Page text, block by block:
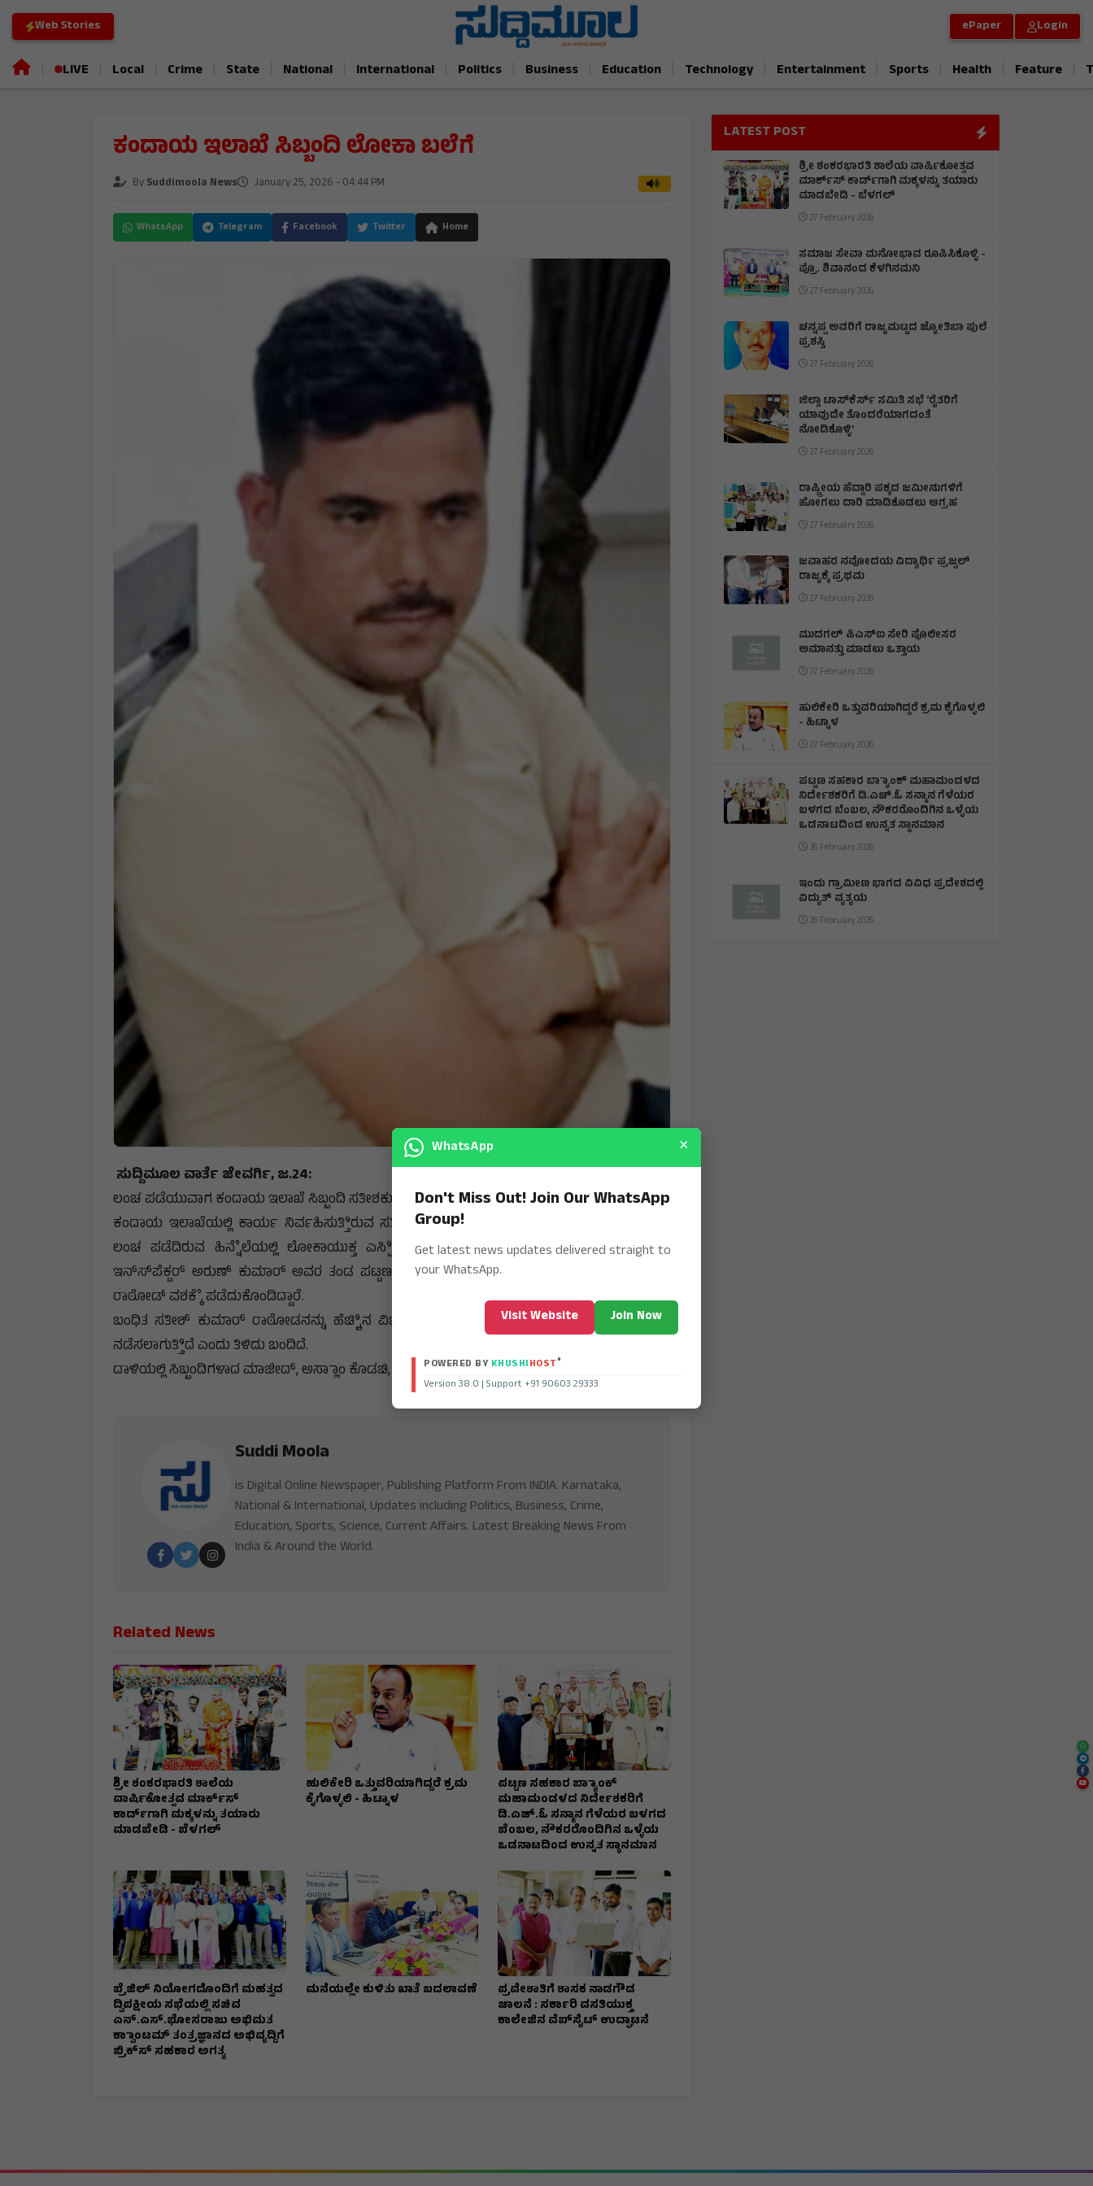
Web Stories ePaper Login
LIVE Local Crime State National International Politics Business Education Technology Entertainment Sports Health Feature
ಕಂದಾಯ ಇಲಾಖೆ ಸಿಬ್ಬಂದಿ ಲೋಕಾ ಬಲೆಗೆ
BySuddimoola News January 25, 2026 - 04:44 PM
WhatsApp Telegram Facebook Twitter Home
ಸುದ್ದಿಮೂಲ ವಾರ್ತೆ ಜೇವರ್ಗಿ, ಜ.24:
ಲಂಚ ಪಡೆಯುವಾಗ ಕಂದಾಯ ಇಲಾಖೆ ಸಿಬ್ಬಂದಿ ಸತೀಶಕುಮಾರ್ ರಾಠೋಡ್ ಲೋಕಾಯುಕ್ತ ಬಲೆಗೆ ಬಿದಿದ್ದಾನೆ.
ಕಂದಾಯ ಇಲಾಖೆಯಲ್ಲಿ ಕಾರ್ಯ ನಿರ್ವಹಿಸುತ್ತಿಿರುವ ಸತೀಶ್ ಕುಮಾರ್ ರಾಠೋಡ್ ೆನ್ ಪೇ ಮೂಲಕ 10,000
ಲಂಚ ಪಡೆದಿರುವ ಹಿನ್ನೆೆಲೆಯಲ್ಲಿ ಲೋಕಾಯುಕ್ತ ಎಸ್ಪಿಿ ಸಿದ್ದರಾಜು ಅವರ ಮಾರ್ಗದರ್ಶನದಲ್ಲಿ ಲೋಕಾಯುಕ್ತ
ಇನ್‌ಸ್‌‌ಪೆಕ್ಟರ್ ಅರುಣ್ ಕುಮಾರ್ ಅವರ ತಂಡ ಪಟ್ಟಣದ ಮಿನಿ ವಿಧಾನಸೌಧದ ಎದುರುಗಡೆ ಸತೀಶ್ ಕುಮಾರ್
ರಾಠೋಡ್ ವಶಕ್ಕೆೆ ಪಡೆದುಕೊಂಡಿದ್ದಾರೆ.
ಬಂಧಿತ ಸತೀಶ್ ಕುಮಾರ್ ರಾಠೋಡನನ್ನು ಹೆಚ್ಚಿಿನ ವಿಚಾರಣೆಗಾಗಿ ಕಲಬುರಗಿಗೆ ಕರೆದೊಯ್ಯಲಾಗಿದ್ದು, ವಿಚಾರಣೆ
ನಡೆಸಲಾಗುತ್ತಿಿದೆ ಎಂದು ತಿಳಿದು ಬಂದಿದೆ.
ದಾಳಿಯಲ್ಲಿ ಸಿಬ್ಬಂದಿಗಳಾದ ಮಾಜೀದ್, ಅಸ್ಲಾಾಂ ಕೊಡಚಿ, ಪ್ರಮೋದ್, ರಾಣೋಜಿ ಇದ್ದರು.
Suddi Moola
is Digital Online Newspaper, Publishing Platform From INDIA. Karnataka,
National & International, Updates including Politics, Business, Crime,
Education, Sports, Science, Current Affairs. Latest Breaking News From
India & Around the World.
Related News
ಶ್ರೀ ಶಂಕರಭಾರತಿ ಶಾಲೆಯ
ವಾರ್ಷಿಕೋತ್ಸವ ಮಾರ್ಕ್‌ಸ್‌
ಕಾರ್ಡ್‌ಗಾಗಿ ಮಕ್ಕಳನ್ನು ತಯಾರು
ಮಾಡಬೇಡಿ - ಬೆಳಗಲ್
ಹುಲಿಕೇರಿ ಒತ್ತುವರಿಯಾಗಿದ್ದರೆ ಕ್ರಮ
ಕೈಗೊಳ್ಳಲಿ - ಹಿಟ್ನಾಳ
ಪಟ್ಟಣ ಸಹಕಾರ ಬ್ಯಾಾಂಕ್
ಮಹಾಮಂಡಳದ ನಿರ್ದೇಶಕರಿಗೆ
ಡಿ.ಎಚ್.ಓ ಸನ್ಮಾನ ಗೆಳೆಯರ ಬಳಗದ
ಬೆಂಬಲ, ನೌಕರರೊಂದಿಗಿನ ಒಳ್ಳೆಯ
ಒಡನಾಟದಿಂದ ಉನ್ನತ ಸ್ಥಾನಮಾನ
ಬ್ರೆಜಿಲ್ ನಿಯೋಗದೊಂದಿಗೆ ಮಹತ್ವದ
ದ್ವಿಪಕ್ಷೀಯ ಸಭೆಯಲ್ಲಿ ಸಚಿವ
ಎನ್.ಎಸ್.ಭೋಸರಾಜು ಅಭಿಮತ
ಕ್ವಾಾಂಟಮ್ ತಂತ್ರಜ್ಞಾನದ ಅಭಿವೃದ್ದಿಗೆ
ಬ್ರಿಕ್‌ಸ್‌ ಸಹಕಾರ ಅಗತ್ಯ
ಮನೆಯಲ್ಲೇ ಕುಳಿತು ಖಾತೆ ಬದಲಾವಣೆ
ಪ್ರವೇಶಾತಿಗೆ ಶಾಸಕ ನಾಡಗೌಡ
ಚಾಲನೆ : ಸರ್ಕಾರಿ ವಸತಿಯುಕ್ತ
ಕಾಲೇಜಿನ ವೆಬ್‌ಸೈಟ್ ಉದ್ಘಾಟನೆ
LATEST POST
ಶ್ರೀ ಶಂಕರಭಾರತಿ ಶಾಲೆಯ ವಾರ್ಷಿಕೋತ್ಸವ
ಮಾರ್ಕ್‌ಸ್‌ ಕಾರ್ಡ್‌ಗಾಗಿ ಮಕ್ಕಳನ್ನು ತಯಾರು
ಮಾಡಬೇಡಿ - ಬೆಳಗಲ್
27 February 2026
ಸಮಾಜ ಸೇವಾ ಮನೋಭಾವ ರೂಪಿಸಿಕೊಳ್ಳಿ -
ಪ್ರೊ. ಶಿವಾನಂದ ಕೆಳಗಿನಮನಿ
27 February 2026
ಚನ್ನಪ್ಪ ಅವರಿಗೆ ರಾಜ್ಯಮಟ್ಟದ ಜ್ಯೋತಿಬಾ ಪುಲೆ
ಪ್ರಶಸ್ತಿ
27 February 2026
ಜಿಲ್ಲಾ ಟಾಸ್‌‌ಕೆರ್ಸ್ ಸಮಿತಿ ಸಭೆ ‘ರೈತರಿಗೆ
ಯಾವುದೇ ತೊಂದರೆಯಾಗದಂತೆ
ನೋಡಿಕೊಳ್ಳಿ’
27 February 2026
ರಾಷ್ಟ್ರೀಯ ಹೆದ್ದಾರಿ ಪಕ್ಕದ ಜಮೀನುಗಳಿಗೆ
ಹೋಗಲು ದಾರಿ ಮಾಡಿಕೊಡಲು ಆಗ್ರಹ
27 February 2026
ಜವಾಹರ ನವೋದಯ ವಿದ್ಯಾರ್ಥಿ ಪ್ರಜ್ವಲ್
ರಾಜ್ಯಕ್ಕೆ ಪ್ರಥಮ
27 February 2026
ಮುದಗಲ್ ಪಿಎಸ್‌ಐ ಸೇರಿ ಪೊಲೀಸರ
ಅಮಾನತ್ತು ಮಾಡಲು ಒತ್ತಾಯ
27 February 2026
ಹುಲಿಕೇರಿ ಒತ್ತುವರಿಯಾಗಿದ್ದರೆ ಕ್ರಮ ಕೈಗೊಳ್ಳಲಿ
- ಹಿಟ್ನಾಳ
27 February 2026
ಪಟ್ಟಣ ಸಹಕಾರ ಬ್ಯಾಾಂಕ್ ಮಹಾಮಂಡಳದ
ನಿರ್ದೇಶಕರಿಗೆ ಡಿ.ಎಚ್.ಓ ಸನ್ಮಾನ ಗೆಳೆಯರ
ಬಳಗದ ಬೆಂಬಲ, ನೌಕರರೊಂದಿಗಿನ ಒಳ್ಳೆಯ
ಒಡನಾಟದಿಂದ ಉನ್ನತ ಸ್ಥಾನಮಾನ
26 February 2026
ಇಂದು ಗ್ರಾಮೀಣ ಭಾಗದ ವಿವಿಧ ಪ್ರದೇಶದಲ್ಲಿ
ವಿದ್ಯುತ್ ವ್ಯತ್ಯಯ
26 February 2026
WhatsApp ×
Don't Miss Out! Join Our WhatsApp
Group!
Get latest news updates delivered straight to
your WhatsApp.
Visit Website Join Now
POWERED BY KHUSHIHOST®
Version 38.0 | Support +91 90603 29333